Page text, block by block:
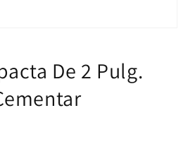
De 2 Pulg.